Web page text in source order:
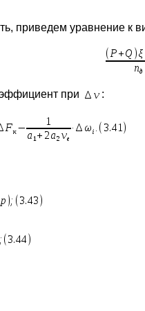
приведем уравнение к
при :